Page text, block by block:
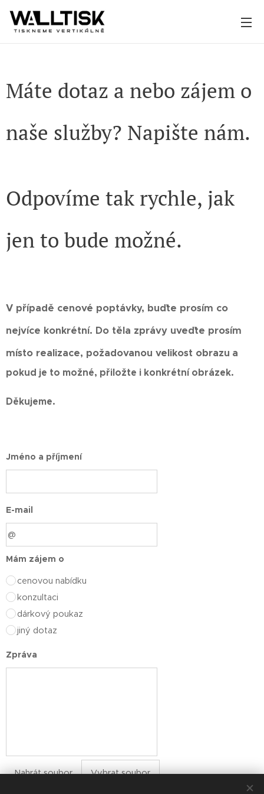
Máte dotaz a nebo zájem o
naše služby? Napište nám.
Odpovíme tak rychle, jak
jen to bude možné.
V případě cenové poptávky, buďte prosím co
nejvíce konkrétní. Do těla zprávy uveďte prosím
místo realizace, požadovanou velikost obrazu a
pokud je to možné, přiložte i konkrétní obrázek.
Děkujeme.
Jméno a příjmení
E-mail
Mám zájem o
cenovou nabídku
konzultaci
dárkový poukaz
jiný dotaz
Zpráva
Nahrát soubor Vybrat soubor